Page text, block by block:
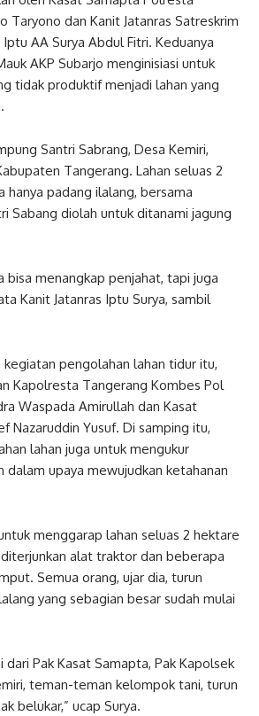
Taryono dan Kanit Jatanras Satreskrim
AA Surya Abdul Fitri. Keduanya
AKP Subarjo menginisiasi untuk
tidak produktif menjadi lahan yang
Santri Sabrang, Desa Kemiri,
Tangerang. Lahan seluas 2
hanya padang ilalang, bersama
Sabang diolah untuk ditanami jagung
bisa menangkap penjahat, tapi juga
Kanit Jatanras Iptu Surya, sambil
kegiatan pengolahan lahan tidur itu,
Kapolresta Tangerang Kombes Pol
Waspada Amirullah dan Kasat
Nazaruddin Yusuf. Di samping itu,
lahan juga untuk mengukur
dalam upaya mewujudkan ketahanan
menggarap lahan seluas 2 hektare
alat traktor dan beberapa
Semua orang, ujar dia, turun
yang sebagian besar sudah mulai
dari Pak Kasat Samapta, Pak Kapolsek
teman-teman kelompok tani, turun
belukar,” ucap Surya.